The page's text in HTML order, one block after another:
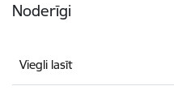
Noderīgi
Viegli lasīt